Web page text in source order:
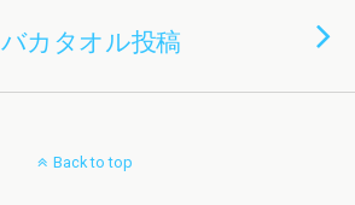
カタオル投稿
Back to top